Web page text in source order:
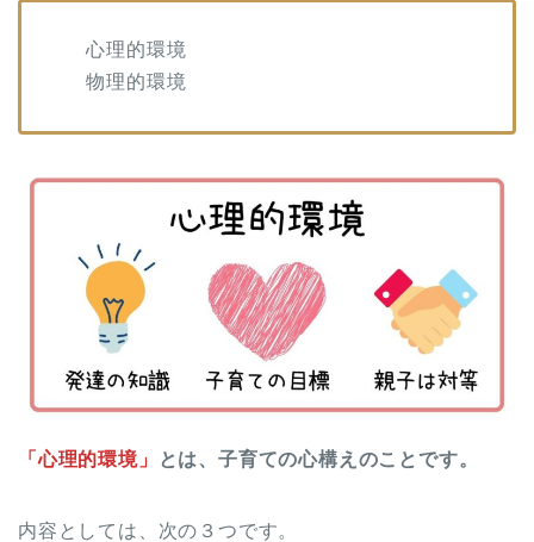
心理的環境
物理的環境
「心理的環境」 とは、子育ての心構えのことです。
内容としては、次の３つです。